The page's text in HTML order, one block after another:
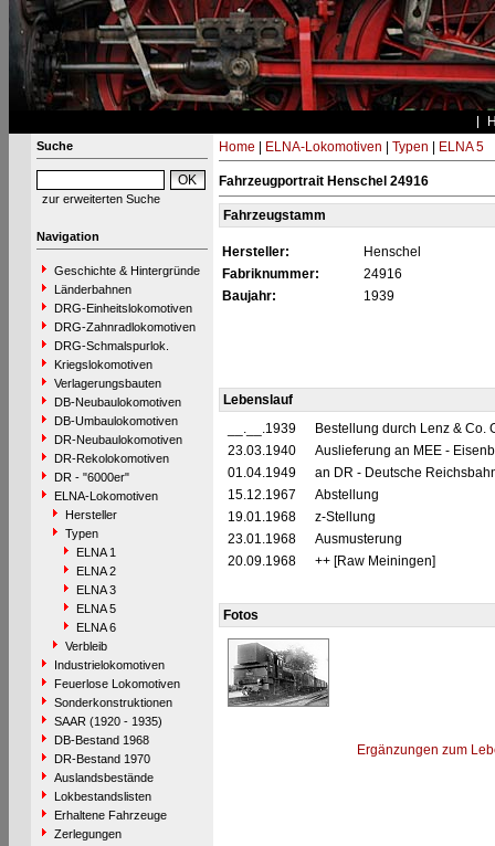
Suche
zur erweiterten Suche
Navigation
Geschichte & Hintergründe
Länderbahnen
DRG-Einheitslokomotiven
DRG-Zahnradlokomotiven
DRG-Schmalspurlok.
Kriegslokomotiven
Verlagerungsbauten
DB-Neubaulokomotiven
DB-Umbaulokomotiven
DR-Neubaulokomotiven
DR-Rekolokomotiven
DR - "6000er"
ELNA-Lokomotiven
Hersteller
Typen
ELNA 1
ELNA 2
ELNA 3
ELNA 5
ELNA 6
Verbleib
Industrielokomotiven
Feuerlose Lokomotiven
Sonderkonstruktionen
SAAR (1920 - 1935)
DB-Bestand 1968
DR-Bestand 1970
Auslandsbestände
Lokbestandslisten
Erhaltene Fahrzeuge
Zerlegungen
Home ELNA-Lokomotiven Typen ELNA 5
Fahrzeugportrait Henschel 24916
Fahrzeugstamm
Hersteller:
Henschel
Fabriknummer:
24916
Baujahr:
1939
Lebenslauf
__.__.1939
Bestellung durch Lenz & Co.
23.03.1940
Auslieferung an MEE -
01.04.1949
an DR - Deutsche
15.12.1967
Abstellung
19.01.1968
z-Stellung
23.01.1968
Ausmusterung
20.09.1968
++ [Raw Meiningen]
Fotos
Ergänzungen zum